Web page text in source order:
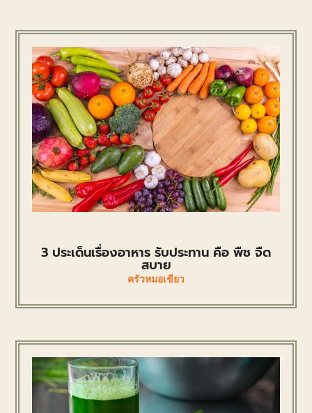
3 ประเด็นเรื่องอาหาร รับประทาน คือ พืช จืด
สบาย
ครัวหมอเขียว